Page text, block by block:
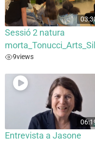
Sessió 2 natura
9views
Entrevista a Jasone